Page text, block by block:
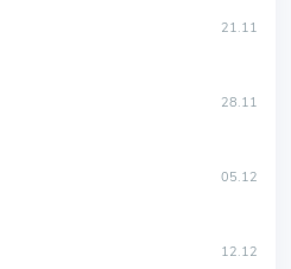
21.11
28.11
05.12
12.12